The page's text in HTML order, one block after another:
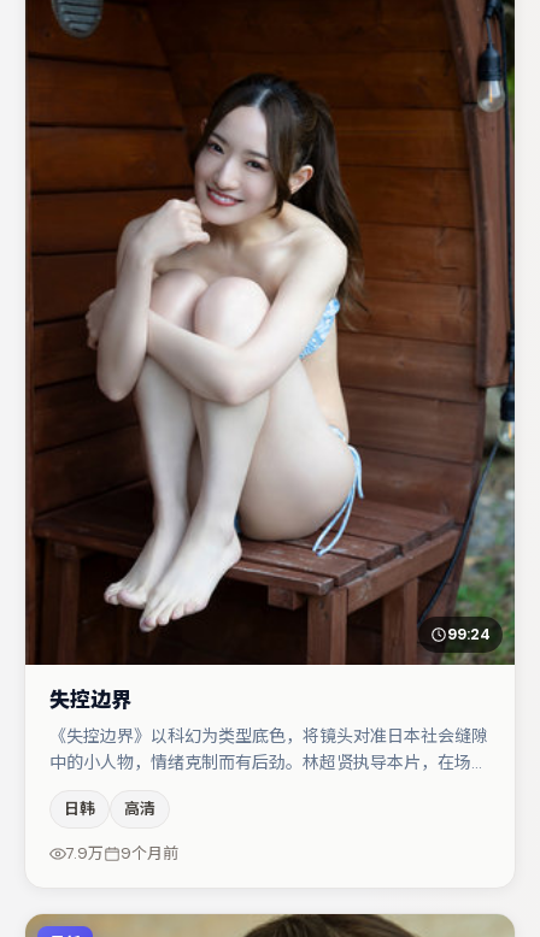
99:24
失控边界
《失控边界》以科幻为类型底色，将镜头对准日本社会缝隙
中的小人物，情绪克制而有后劲。林超贤执导本片，在场面
村拓哉与胡歌的对手戏构成全片情感锚点，黄渤则以细节塑
造推动谜题层层揭开。整体完成度较高，适合周末一口气追
日韩 高清
7.9万 9个月前